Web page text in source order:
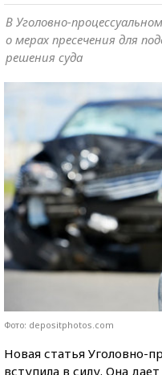
В Уголовно-
о мерах пресечения для
решения суда
Фото: depositphotos.com
Новая статья Уголовно-
вступила в силу. Она